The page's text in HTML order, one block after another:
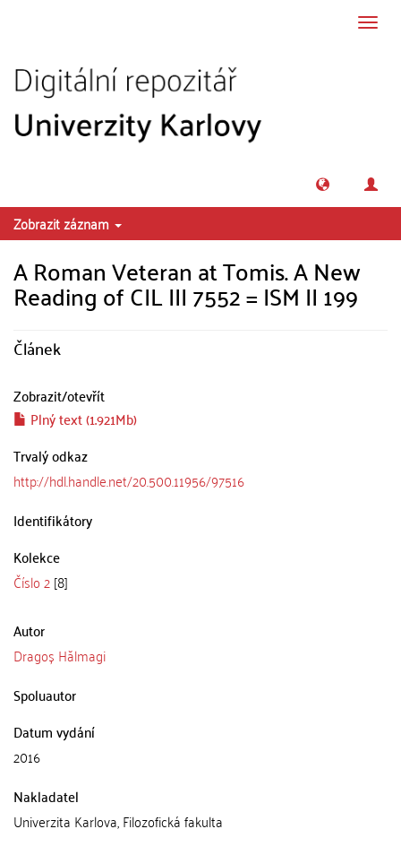
Zobrazit záznam
A Roman Veteran at Tomis. A New
Reading of CIL III 7552 = ISM II 199
Článek
Zobrazit/otevřít
Plný text (1.921Mb)
Trvalý odkaz
http://hdl.handle.net/20.500.11956/97516
Identifikátory
Kolekce
Číslo 2[8]
Autor
Dragoș Hălmagi
Spoluautor
Datum vydání
2016
Nakladatel
Univerzita Karlova, Filozofická fakulta